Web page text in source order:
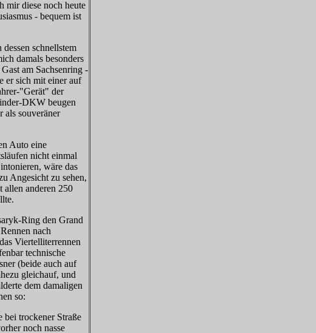
mir diese noch heute
- bequem ist
schnellstem
damals besonders
am Sachsenring -
er sich mit einer auf
"Gerät" der
DKW beugen
als souveräner
Auto eine
nicht einmal
wäre das
Angesicht zu sehen,
allen anderen 250
Ring den Grand
nach
Viertelliterrennen
technische
(beide auch auf
gleichauf, und
dem damaligen
so:
trockener Straße
noch nasse